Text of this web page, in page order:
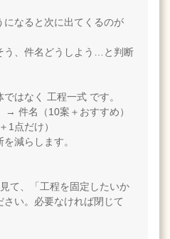
になると次に出てくるのが
う、件名どうしよう…と判断
はなく 工程一式 です。
件名（10案＋おすすめ）
1点だけ）
減らします。
て、「工程を固定したいか
い。必要なければ閉じて